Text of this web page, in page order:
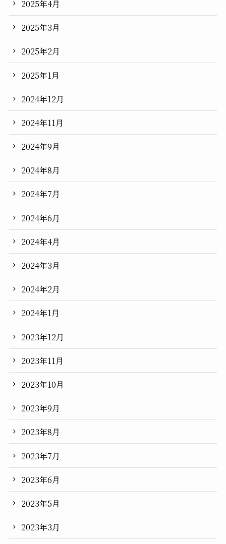
2025年4月
2025年3月
2025年2月
2025年1月
2024年12月
2024年11月
2024年9月
2024年8月
2024年7月
2024年6月
2024年4月
2024年3月
2024年2月
2024年1月
2023年12月
2023年11月
2023年10月
2023年9月
2023年8月
2023年7月
2023年6月
2023年5月
2023年3月